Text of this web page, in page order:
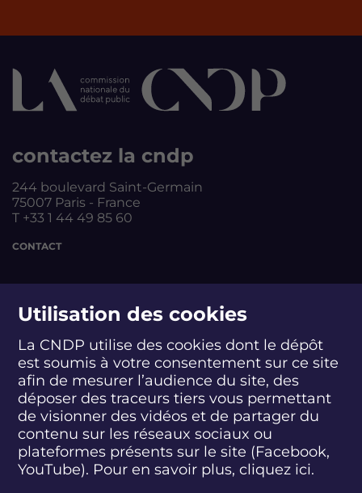
Utilisation des cookies
La CNDP utilise des cookies dont le dépôt
est soumis à votre consentement sur ce site
afin de mesurer l’audience du site, des
déposer des traceurs tiers vous permettant
de visionner des vidéos et de partager du
contenu sur les réseaux sociaux ou
plateformes présents sur le site (Facebook,
YouTube). Pour en savoir plus, cliquez ici.
contactez la cndp
244 boulevard Saint-Germain
75007 Paris - France
T +33 1 44 49 85 60
CONTACT
S
u
e
z
n
S
u
i
v
e
z
-
n
S
u
i
v
e
z
-
n
S
u
i
v
e
z
-
n
S
u
i
v
e
z
-
n
S
u
i
v
e
z
-
n
S
u
i
v
e
-
n
abonnez-vous
S'INSCRIRE À LA NEWSLETTER